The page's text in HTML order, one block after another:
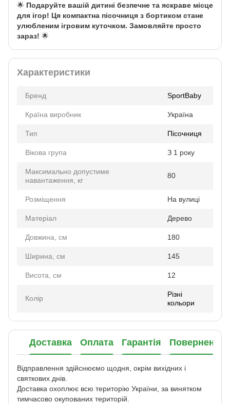
🌟 Подаруйте вашій дитині безпечне та яскраве місце
для ігор! Ця компактна пісочниця з бортиком стане
улюбленим ігровим куточком. Замовляйте просто
зараз! 🌟
Характеристики
Бренд SportBaby
Країна виробник Україна
Тип Пісочниця
Вікова група З 1 року
Максимально допустиме
навантаження, кг
80
Розміщення На вулиці
Матеріал Дерево
Довжина, см 180
Ширина, см 145
Висота, см 12
Колір
Різні
кольори
Доставка Оплата Гарантія Повернення
Відправлення здійснюємо щодня, окрім вихідних і
святкових днів.
Доставка охоплює всю територію України, за винятком
тимчасово окупованих територій.